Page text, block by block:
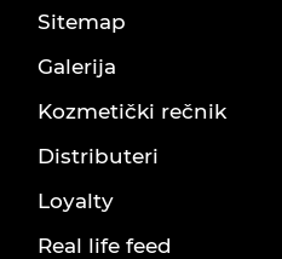
Sitemap
Galerija
Kozmetički rečnik
Distributeri
Loyalty
Real life feed